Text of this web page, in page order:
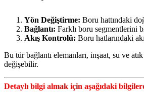
Yön Değiştirme: Boru hattındaki
Bağlantı: Farklı boru segmentlerini
Akış Kontrolü: Boru hatlarındaki
Bu tür bağlantı elemanları, inşaat, su ve
değişebilir.
Detaylı bilgi almak için aşağıdaki